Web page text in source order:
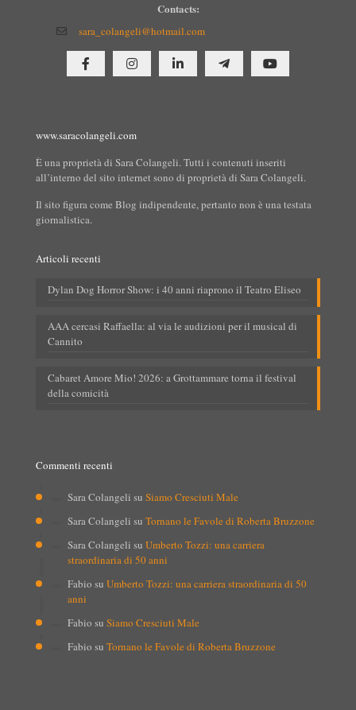
Contacts:
sara_colangeli@hotmail.com
www.saracolangeli.com
È una proprietà di Sara Colangeli. Tutti i contenuti inseriti
all’interno del sito internet sono di proprietà di Sara Colangeli.
Il sito figura come Blog indipendente, pertanto non è una testata
giornalistica.
Articoli recenti
Dylan Dog Horror Show: i 40 anni riaprono il Teatro Eliseo
AAA cercasi Raffaella: al via le audizioni per il musical di
Cannito
Cabaret Amore Mio! 2026: a Grottammare torna il festival
della comicità
Commenti recenti
Sara Colangeli su Siamo Cresciuti Male
Sara Colangeli su Tornano le Favole di Roberta Bruzzone
Sara Colangeli su Umberto Tozzi: una carriera
straordinaria di 50 anni
Fabio su Umberto Tozzi: una carriera straordinaria di 50
anni
Fabio su Siamo Cresciuti Male
Fabio su Tornano le Favole di Roberta Bruzzone